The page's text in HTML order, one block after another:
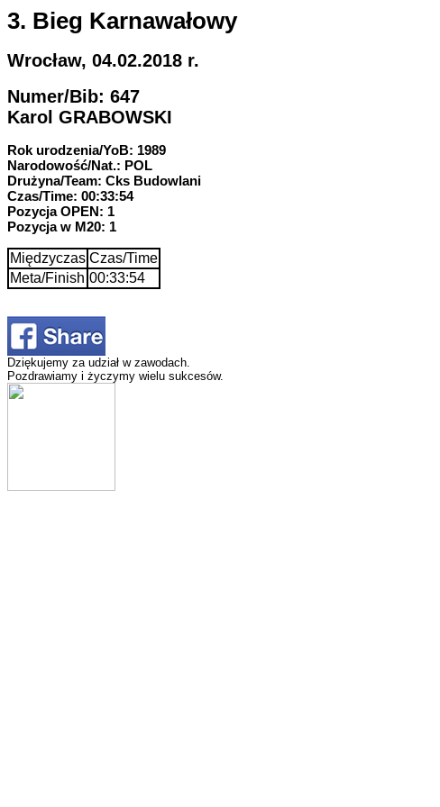
3. Bieg Karnawałowy
Wrocław, 04.02.2018 r.
Numer/Bib: 647
Karol GRABOWSKI
Rok urodzenia/YoB: 1989
Narodowość/Nat.: POL
Drużyna/Team: Cks Budowlani
Czas/Time: 00:33:54
Pozycja OPEN: 1
Pozycja w M20: 1
Międzyczas Czas/Time
Meta/Finish 00:33:54
Dziękujemy za udział w zawodach.
Pozdrawiamy i życzymy wielu sukcesów.